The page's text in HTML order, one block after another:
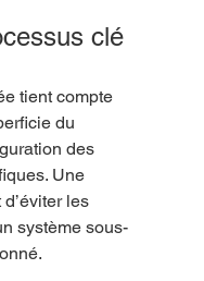
clé
tient compte
du
des
Une
les
système sous-